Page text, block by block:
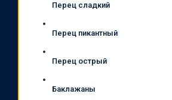
Перец сладкий
Перец пикантный
Перец острый
Баклажаны